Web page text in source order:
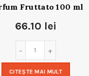
Fruttato 100 ml
66.10 lei
CITEȘTE MAI MULT